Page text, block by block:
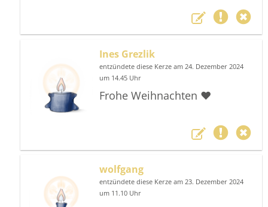
Ines Grezlik
entzündete diese Kerze am 24. Dezember 2024
um 14.45 Uhr
Frohe Weihnachten ❤️
wolfgang
entzündete diese Kerze am 23. Dezember 2024
um 11.10 Uhr